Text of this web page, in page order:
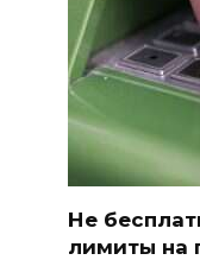
Не
лимиты на